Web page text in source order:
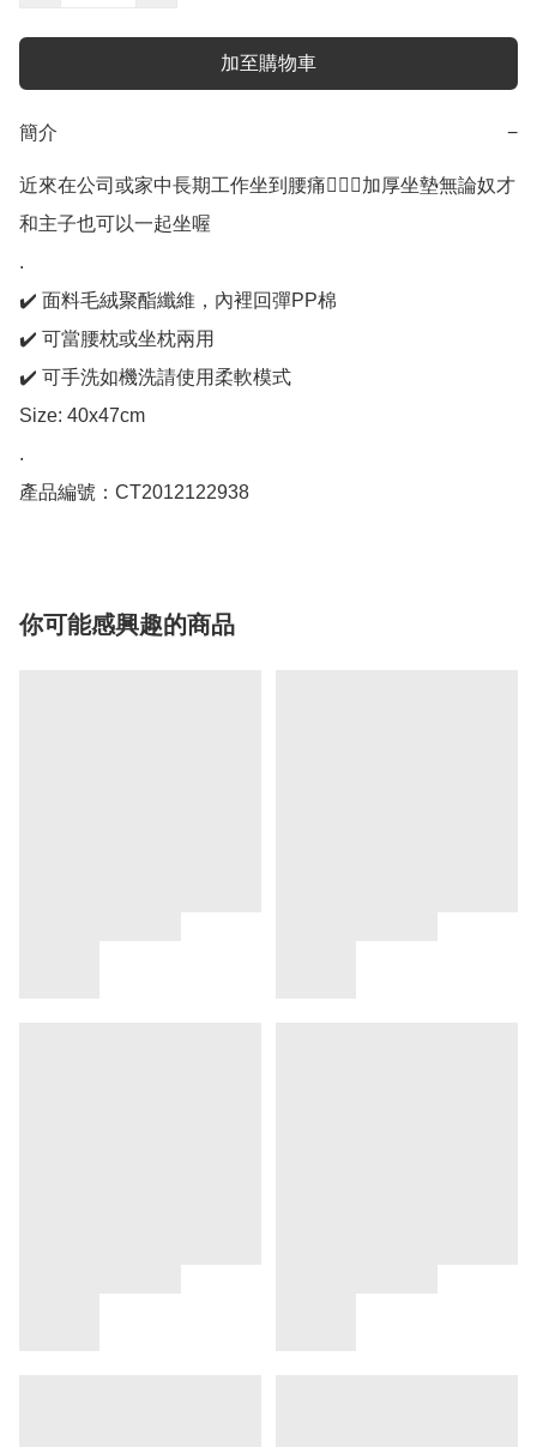
加至購物車
簡介 −
近來在公司或家中長期工作坐到腰痛🙋🏻‍♀️加厚坐墊無論奴才
和主子也可以一起坐喔
.
✔️ 面料毛絨聚酯纖維，內裡回彈PP棉
✔️ 可當腰枕或坐枕兩用
✔️ 可手洗如機洗請使用柔軟模式
Size: 40x47cm
.
產品編號：CT2012122938
你可能感興趣的商品